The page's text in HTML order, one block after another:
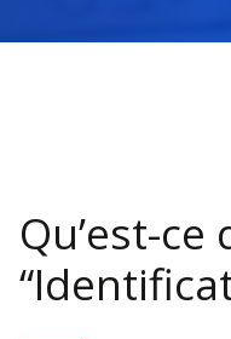
Qu’est-ce